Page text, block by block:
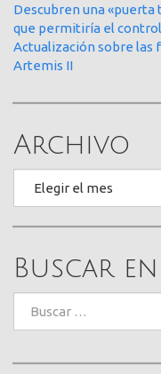
Descubren una
que permitiría el
Actualización sobre las
Artemis II
Archivo
Buscar